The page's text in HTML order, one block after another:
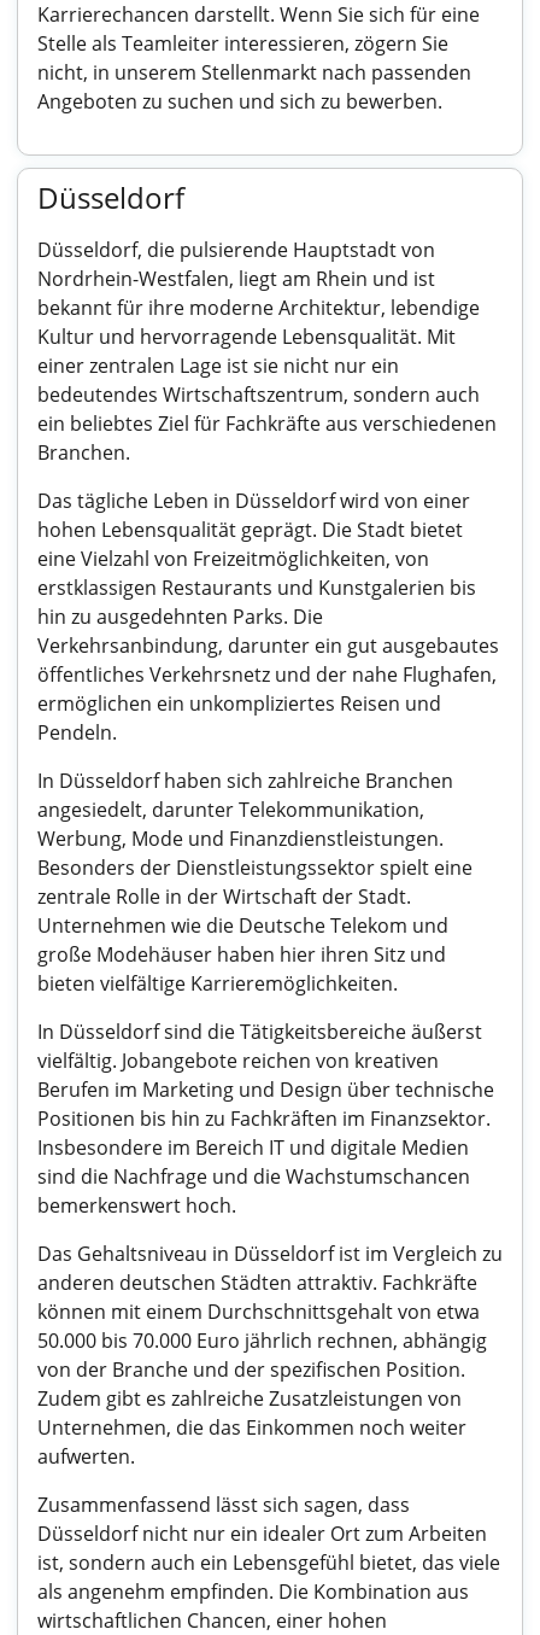
Karrierechancen darstellt. Wenn Sie sich für eine
Stelle als Teamleiter interessieren, zögern Sie
nicht, in unserem Stellenmarkt nach passenden
Angeboten zu suchen und sich zu bewerben.
Düsseldorf
Düsseldorf, die pulsierende Hauptstadt von
Nordrhein-Westfalen, liegt am Rhein und ist
bekannt für ihre moderne Architektur, lebendige
Kultur und hervorragende Lebensqualität. Mit
einer zentralen Lage ist sie nicht nur ein
bedeutendes Wirtschaftszentrum, sondern auch
ein beliebtes Ziel für Fachkräfte aus verschiedenen
Branchen.
Das tägliche Leben in Düsseldorf wird von einer
hohen Lebensqualität geprägt. Die Stadt bietet
eine Vielzahl von Freizeitmöglichkeiten, von
erstklassigen Restaurants und Kunstgalerien bis
hin zu ausgedehnten Parks. Die
Verkehrsanbindung, darunter ein gut ausgebautes
öffentliches Verkehrsnetz und der nahe Flughafen,
ermöglichen ein unkompliziertes Reisen und
Pendeln.
In Düsseldorf haben sich zahlreiche Branchen
angesiedelt, darunter Telekommunikation,
Werbung, Mode und Finanzdienstleistungen.
Besonders der Dienstleistungssektor spielt eine
zentrale Rolle in der Wirtschaft der Stadt.
Unternehmen wie die Deutsche Telekom und
große Modehäuser haben hier ihren Sitz und
bieten vielfältige Karrieremöglichkeiten.
In Düsseldorf sind die Tätigkeitsbereiche äußerst
vielfältig. Jobangebote reichen von kreativen
Berufen im Marketing und Design über technische
Positionen bis hin zu Fachkräften im Finanzsektor.
Insbesondere im Bereich IT und digitale Medien
sind die Nachfrage und die Wachstumschancen
bemerkenswert hoch.
Das Gehaltsniveau in Düsseldorf ist im Vergleich zu
anderen deutschen Städten attraktiv. Fachkräfte
können mit einem Durchschnittsgehalt von etwa
50.000 bis 70.000 Euro jährlich rechnen, abhängig
von der Branche und der spezifischen Position.
Zudem gibt es zahlreiche Zusatzleistungen von
Unternehmen, die das Einkommen noch weiter
aufwerten.
Zusammenfassend lässt sich sagen, dass
Düsseldorf nicht nur ein idealer Ort zum Arbeiten
ist, sondern auch ein Lebensgefühl bietet, das viele
als angenehm empfinden. Die Kombination aus
wirtschaftlichen Chancen, einer hohen